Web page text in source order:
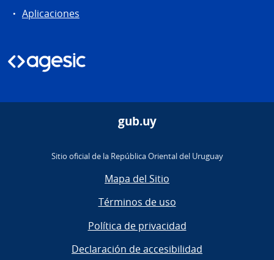
Aplicaciones
gub.uy
Sitio oficial de la República Oriental del Uruguay
Mapa del Sitio
Términos de uso
Política de privacidad
Declaración de accesibilidad